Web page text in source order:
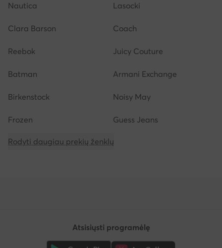
Nautica Lasocki
Clara Barson Coach
Reebok Juicy Couture
Batman Armani Exchange
Birkenstock Noisy May
Frozen Guess Jeans
Rodyti daugiau prekių ženklų
Atsisiųsti programėlę